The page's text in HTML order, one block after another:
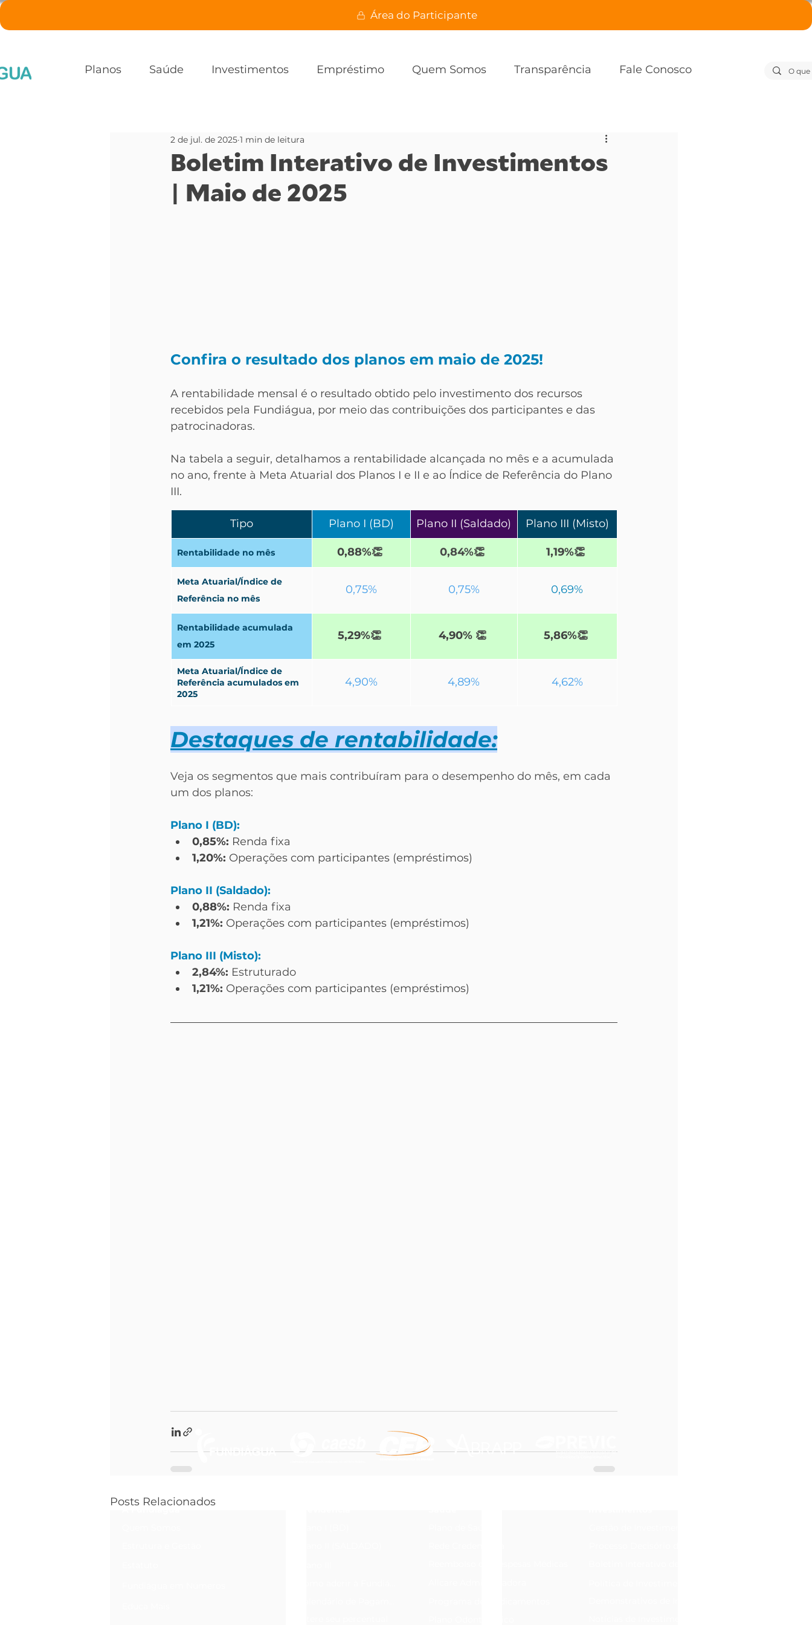
Área do Participante
Planos Saúde Investimentos Empréstimo Quem Somos Transparência Fale Conosco
Boletim Interativo de Investimentos
| Maio de 2025
2 de jul. de 2025 1 min de leitura
Confira o resultado dos planos em maio de 2025!
A rentabilidade mensal é o resultado obtido pelo investimento dos recursos
recebidos pela Fundiágua, por meio das contribuições dos participantes e das
patrocinadoras.
Na tabela a seguir, detalhamos a rentabilidade alcançada no mês e a acumulada
no ano, frente à Meta Atuarial dos Planos I e II e ao Índice de Referência do Plano
III.
Tipo Plano I (BD) Plano II (Saldado) Plano III (Misto)
Rentabilidade no mês 0,88%👏 0,84%👏 1,19%👏
Meta Atuarial/Índice de
Referência no mês
0,75% 0,75% 0,69%
Rentabilidade acumulada
em 2025
5,29%👏 4,90% 👏 5,86%👏
Meta Atuarial/Índice de
Referência acumulados em
2025
4,90% 4,89% 4,62%
Destaques de rentabilidade:
Veja os segmentos que mais contribuíram para o desempenho do mês, em cada
um dos planos:
Plano I (BD):
0,85%: Renda fixa
1,20%: Operações com participantes (empréstimos)
Plano II (Saldado):
0,88%: Renda fixa
1,21%: Operações com participantes (empréstimos)
Plano III (Misto):
2,84%: Estruturado
1,21%: Operações com participantes (empréstimos)
Posts Relacionados